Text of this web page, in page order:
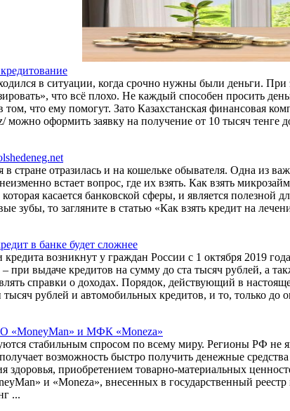
в ситуации, когда срочно нужны были деньги. При
что всё плохо. Не каждый способен просить
что ему помогут. Зато Казахстанская финансовая
можно оформить заявку на получение от 10 тысяч тенге
стране отразилась и на кошельке обывателя. Одна из
встает вопрос, где их взять. Как взять
касается банковской сферы, и является полезной
зубы, то загляните в статью «Как взять кредит на
в банке будет сложнее
возникнут у граждан России с 1 октября 2019
при выдаче кредитов на сумму до ста тысяч рублей, а
справки о доходах. Порядок, действующий в
рублей и автомобильных кредитов, и то, только до
«MoneyMan» и МФК «Moneza»
стабильным спросом по всему миру. Регионы РФ не
возможность быстро получить денежные
здоровья, приобретением товарно-материальных
и «Moneza», внесенных в государственный
...